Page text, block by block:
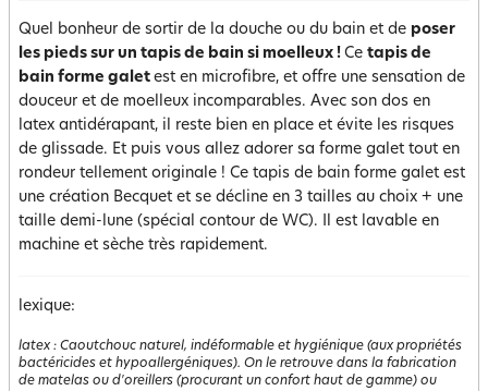
Quel bonheur de sortir de la douche ou du bain et de poser
les pieds sur un tapis de bain si moelleux ! Ce tapis de
bain forme galet est en microfibre, et offre une sensation de
douceur et de moelleux incomparables. Avec son dos en
latex antidérapant, il reste bien en place et évite les risques
de glissade. Et puis vous allez adorer sa forme galet tout en
rondeur tellement originale ! Ce tapis de bain forme galet est
une création Becquet et se décline en 3 tailles au choix + une
taille demi-lune (spécial contour de WC). Il est lavable en
machine et sèche très rapidement.
lexique:
latex : Caoutchouc naturel, indéformable et hygiénique (aux propriétés
bactéricides et hypoallergéniques). On le retrouve dans la fabrication
de matelas ou d'oreillers (procurant un confort haut de gamme) ou